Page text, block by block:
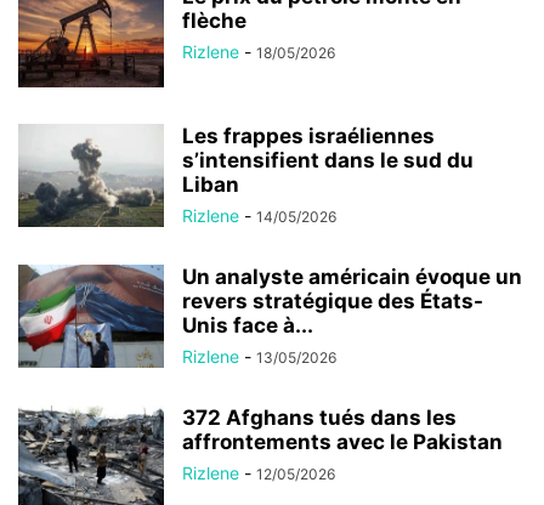
flèche
Rizlene - 18/05/2026
Les frappes israéliennes
s’intensifient dans le sud du
Liban
Rizlene - 14/05/2026
Un analyste américain évoque un
revers stratégique des États-
Unis face à...
Rizlene - 13/05/2026
372 Afghans tués dans les
affrontements avec le Pakistan
Rizlene - 12/05/2026